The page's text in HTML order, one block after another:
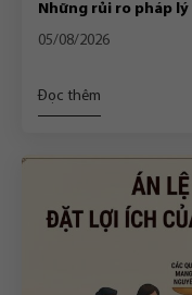
Những rủi ro pháp
05/08/2026
Đọc thêm